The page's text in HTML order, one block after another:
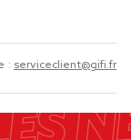
: serviceclient@gifi.fr